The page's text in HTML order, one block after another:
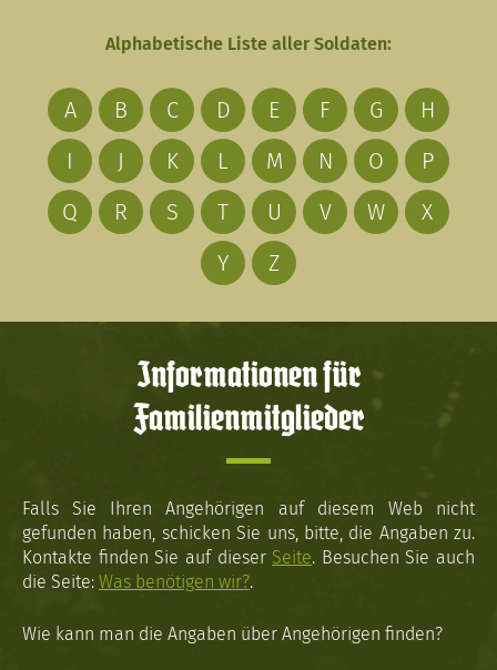
Alphabetische Liste aller Soldaten:
A B C D E F G
H
I
J K L M N O
P
Q
R S T U V W
X
Y
Z
Informationen für
Familienmitglieder
Falls Sie Ihren Angehörigen auf diesem Web nicht
gefunden haben, schicken Sie uns, bitte, die Angaben zu.
Kontakte finden Sie auf dieser Seite. Besuchen Sie auch
die Seite: Was benötigen wir?.
Wie kann man die Angaben über Angehörigen finden?